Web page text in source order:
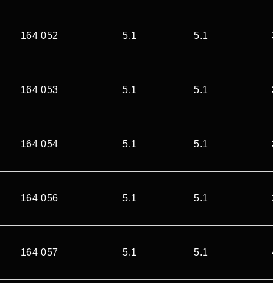
164 052 5.1 5.1
164 053 5.1 5.1
164 054 5.1 5.1
164 056 5.1 5.1
164 057 5.1 5.1